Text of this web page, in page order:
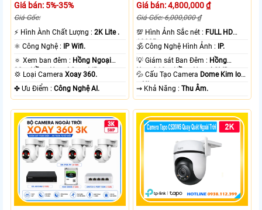
Giá bán: 5%-35%
Giá Gốc:
️⚡ Hình Ành Chất Lượng :2K Lite .
⚛️ Công Nghệ :
IP Wifi.
🔅 Xem ban đêm : Hồng Ngoại
30m Hồng Ngoại Smart IR.
💢 Loại CameraXoay 360.
️✤ Ưu Điểm :Công Nghệ AI.
Giá bán: 4,800,000 ₫
Giá Gốc: 6,000,000 ₫
💯 Hình Ảnh Sắc nét : FULL HD
1080P .
🕉️ Công Nghệ Hình Ảnh :
IP.
💡 Giám sát Ban Đêm : Hồng
Ngoại 10m Hồng Ngoại SMD.
💦 Cấu Tạo Camera Dome Kim loại
+ Nhựa.
️⇝ Khả Năng :Thu Âm.